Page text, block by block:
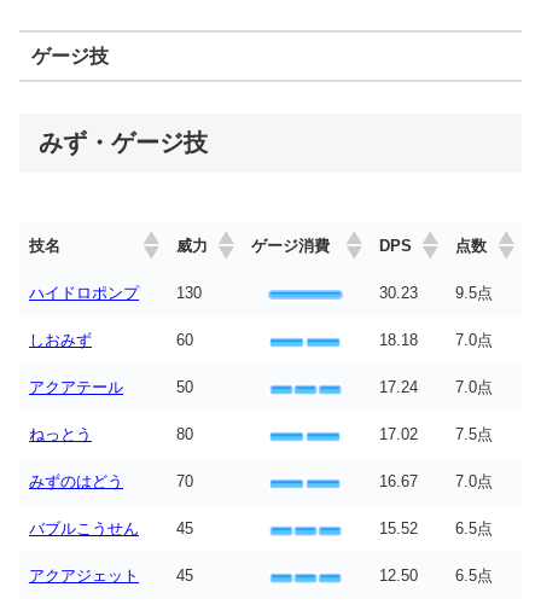
ゲージ技
みず・ゲージ技
技名 威力 ゲージ消費 DPS 点数
ハイドロポンプ 130 30.23 9.5点
しおみず 60 18.18 7.0点
アクアテール 50 17.24 7.0点
ねっとう 80 17.02 7.5点
みずのはどう 70 16.67 7.0点
バブルこうせん 45 15.52 6.5点
アクアジェット 45 12.50 6.5点